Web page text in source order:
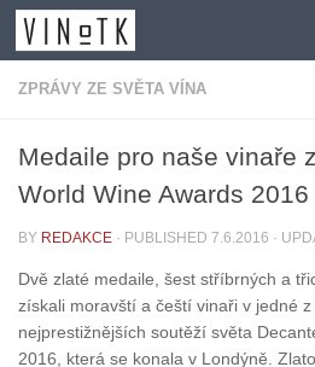
Skip to content
ZPRÁVY ZE SVĚTA VÍNA
Medaile pro naše vinaře
World Wine Awards 2016
BY REDAKCE · PUBLISHED 7.6.2016 ·
Dvě zlaté medaile, šest stříbrných a
získali moravští a čeští vinaři v jedné
nejprestižnějších soutěží světa
2016, která se konala v Londýně.